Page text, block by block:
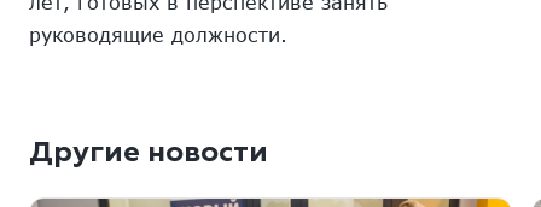
руководящие должности.
Другие новости